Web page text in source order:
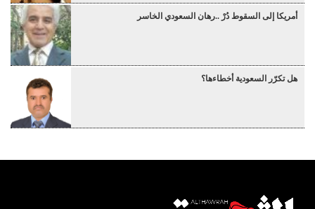
أمريكا إلى السقوط دُرْ ..رهان السعودي الخاسر
هل تكرّر السعودية أخطاءها؟